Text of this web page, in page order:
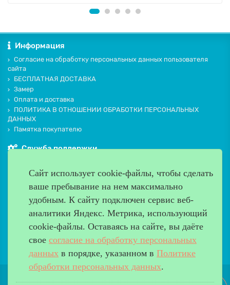
Информация
Согласие на обработку персональных данных пользователя
сайта
БЕСПЛАТНАЯ ДОСТАВКА
Замер
Оплата и доставка
ПОЛИТИКА В ОТНОШЕНИИ ОБРАБОТКИ ПЕРСОНАЛЬНЫХ
ДАННЫХ
Памятка покупателю
Служба поддержки
Производители
Дополнительно
Наш адрес
Работаем с 9:00 до 20:00
8 (499) 685-33-26
Сайт использует cookie-файлы, чтобы сделать
ваше пребывание на нем максимально
удобным. К cайту подключен сервис веб-
аналитики Яндекс. Метрика, использующий
cookie-файлы. Оставаясь на сайте, вы даёте
свое согласие на обработку персональных
данных в порядке, указанном в Политике
обработки персональных данных.